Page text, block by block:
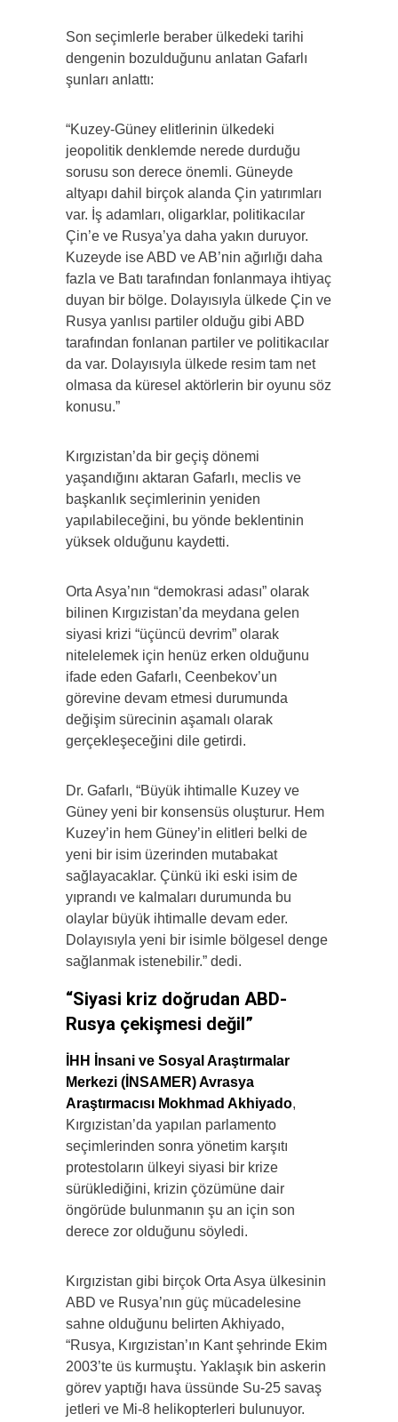
Son seçimlerle beraber ülkedeki tarihi
dengenin bozulduğunu anlatan Gafarlı
şunları anlattı:
“Kuzey-Güney elitlerinin ülkedeki
jeopolitik denklemde nerede durduğu
sorusu son derece önemli. Güneyde
altyapı dahil birçok alanda Çin yatırımları
var. İş adamları, oligarklar, politikacılar
Çin’e ve Rusya’ya daha yakın duruyor.
Kuzeyde ise ABD ve AB’nin ağırlığı daha
fazla ve Batı tarafından fonlanmaya ihtiyaç
duyan bir bölge. Dolayısıyla ülkede Çin ve
Rusya yanlısı partiler olduğu gibi ABD
tarafından fonlanan partiler ve politikacılar
da var. Dolayısıyla ülkede resim tam net
olmasa da küresel aktörlerin bir oyunu söz
konusu.”
Kırgızistan’da bir geçiş dönemi
yaşandığını aktaran Gafarlı, meclis ve
başkanlık seçimlerinin yeniden
yapılabileceğini, bu yönde beklentinin
yüksek olduğunu kaydetti.
Orta Asya’nın “demokrasi adası” olarak
bilinen Kırgızistan’da meydana gelen
siyasi krizi “üçüncü devrim” olarak
nitelelemek için henüz erken olduğunu
ifade eden Gafarlı, Ceenbekov’un
görevine devam etmesi durumunda
değişim sürecinin aşamalı olarak
gerçekleşeceğini dile getirdi.
Dr. Gafarlı, “Büyük ihtimalle Kuzey ve
Güney yeni bir konsensüs oluşturur. Hem
Kuzey’in hem Güney’in elitleri belki de
yeni bir isim üzerinden mutabakat
sağlayacaklar. Çünkü iki eski isim de
yıprandı ve kalmaları durumunda bu
olaylar büyük ihtimalle devam eder.
Dolayısıyla yeni bir isimle bölgesel denge
sağlanmak istenebilir.” dedi.
“Siyasi kriz doğrudan ABD-
Rusya çekişmesi değil”
İHH İnsani ve Sosyal Araştırmalar
Merkezi (İNSAMER) Avrasya
Araştırmacısı Mokhmad Akhiyado,
Kırgızistan’da yapılan parlamento
seçimlerinden sonra yönetim karşıtı
protestoların ülkeyi siyasi bir krize
sürüklediğini, krizin çözümüne dair
öngörüde bulunmanın şu an için son
derece zor olduğunu söyledi.
Kırgızistan gibi birçok Orta Asya ülkesinin
ABD ve Rusya’nın güç mücadelesine
sahne olduğunu belirten Akhiyado,
“Rusya, Kırgızistan’ın Kant şehrinde Ekim
2003’te üs kurmuştu. Yaklaşık bin askerin
görev yaptığı hava üssünde Su-25 savaş
jetleri ve Mi-8 helikopterleri bulunuyor.